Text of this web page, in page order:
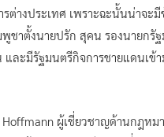
ต่างประเทศ เพราะฉะนั้นน่าจะ
าตั้งนายปรัก สุคน รองนายกรั
ละมีรัฐมนตรีกิจการชายแดนเข้
ผู้เชี่ยวชาญด้านกฎหม